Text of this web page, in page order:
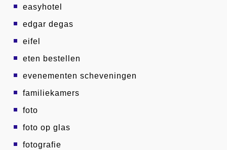
easyhotel
edgar degas
eifel
eten bestellen
evenementen scheveningen
familiekamers
foto
foto op glas
fotografie